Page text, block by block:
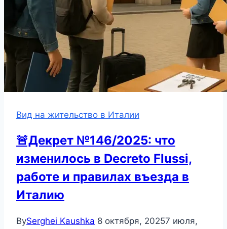
Вид на жительство в Италии
🚨Декрет №146/2025: что
изменилось в Decreto Flussi,
работе и правилах въезда в
Италию
BySerghei Kaushka 8 октября, 20257 июля,